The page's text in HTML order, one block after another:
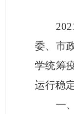
委、市
学统筹
运行稳
一